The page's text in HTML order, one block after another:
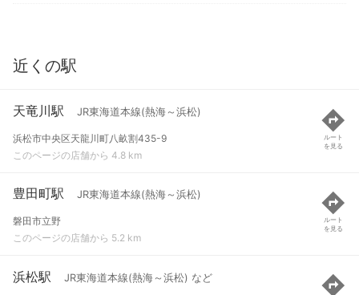
近くの駅
天竜川駅 JR東海道本線(熱海～浜松)
浜松市中央区天龍川町八畝割435-9
このページの店舗から 4.8 km
ルート
を見る
豊田町駅 JR東海道本線(熱海～浜松)
磐田市立野
このページの店舗から 5.2 km
ルート
を見る
浜松駅 JR東海道本線(熱海～浜松) など